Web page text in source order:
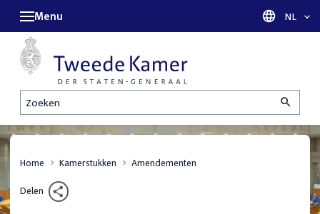
Zoeken
Menu Taal
NL
Home Kamerstukken Amendementen
Delen